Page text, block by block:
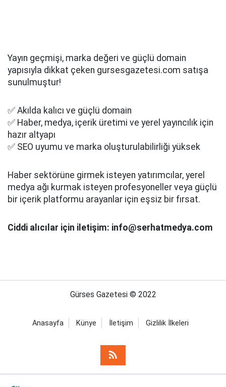
Yayın geçmişi, marka değeri ve güçlü domain
yapısıyla dikkat çeken gursesgazetesi.com satışa
sunulmuştur!
✅ Akılda kalıcı ve güçlü domain
✅ Haber, medya, içerik üretimi ve yerel yayıncılık için
hazır altyapı
✅ SEO uyumu ve marka oluşturulabilirliği yüksek
Haber sektörüne girmek isteyen yatırımcılar, yerel
medya ağı kurmak isteyen profesyoneller veya güçlü
bir içerik platformu arayanlar için eşsiz bir fırsat.
Ciddi alıcılar için iletişim: info@serhatmedya.com
Gürses Gazetesi © 2022
Anasayfa Künye İletişim Gizlilik İlkeleri